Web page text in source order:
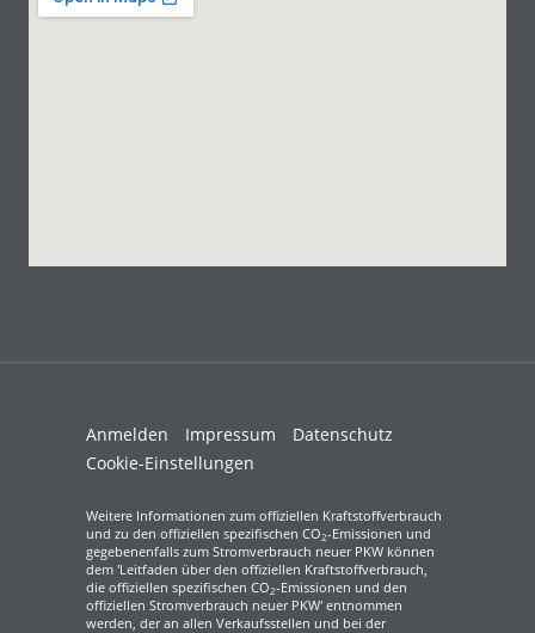
Anmelden Impressum
Datenschutz
Cookie-Einstellungen
Weitere Informationen zum offiziellen Kraftstoffverbrauch
und zu den offiziellen spezifischen CO2-Emissionen und
gegebenenfalls zum Stromverbrauch neuer PKW können
dem 'Leitfaden über den offiziellen Kraftstoffverbrauch,
die offiziellen spezifischen CO2-Emissionen und den
offiziellen Stromverbrauch neuer PKW' entnommen
werden, der an allen Verkaufsstellen und bei der